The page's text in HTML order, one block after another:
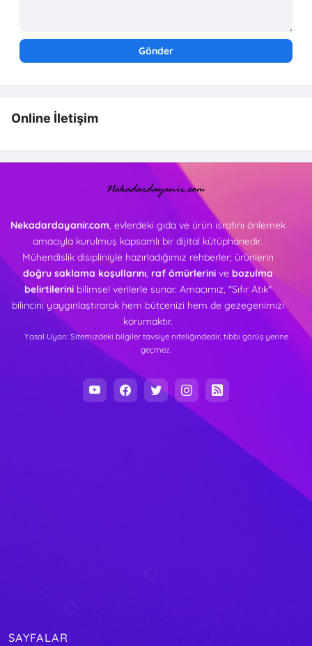
Online İletişim
Nekadardayanir.com, evlerdeki gıda ve ürün israfını önlemek
amacıyla kurulmuş kapsamlı bir dijital kütüphanedir.
Mühendislik disipliniyle hazırladığımız rehberler; ürünlerin
doğru saklama koşullarını, raf ömürlerinive bozulma
belirtilerinibilimsel verilerle sunar. Amacımız, "Sıfır Atık"
bilincini yaygınlaştırarak hem bütçenizi hem de gezegenimizi
korumaktır.
Yasal Uyarı: Sitemizdeki bilgiler tavsiye niteliğindedir, tıbbi görüş yerine
geçmez.
SAYFALAR